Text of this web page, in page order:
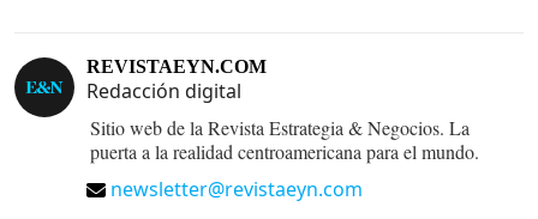
REVISTAEYN.COM
Redacción digital
Sitio web de la Revista Estrategia & Negocios. La
puerta a la realidad centroamericana para el mundo.
newsletter@revistaeyn.com